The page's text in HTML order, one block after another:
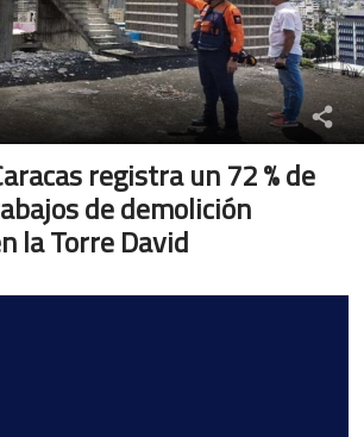
registra un 72 % de
de demolición
la Torre David